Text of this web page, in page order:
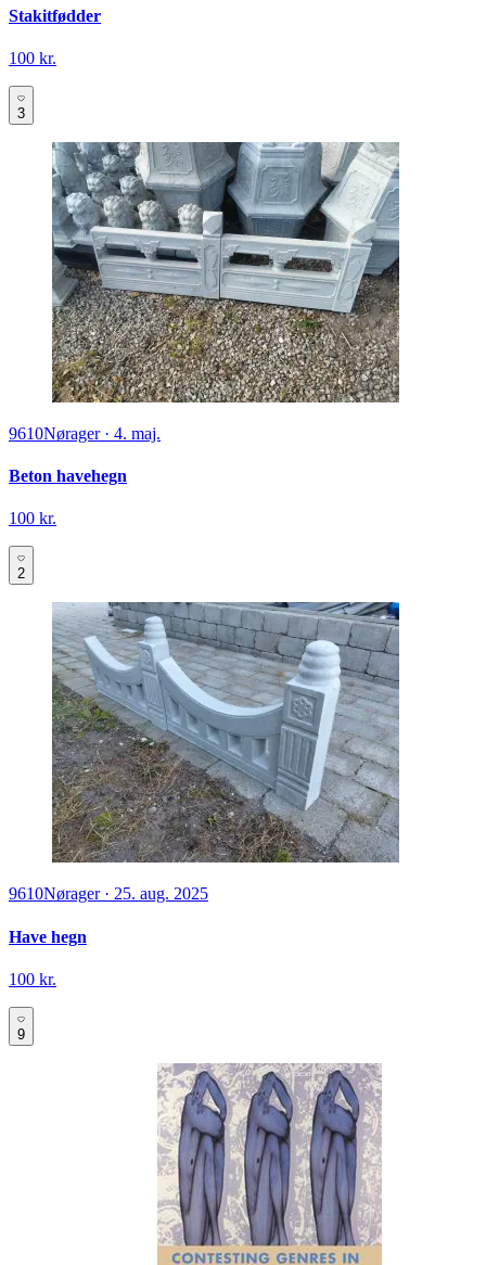
Stakitfødder
100 kr.
3
9610Nørager· 4. maj.
Beton havehegn
100 kr.
2
9610Nørager· 25. aug. 2025
Have hegn
100 kr.
9